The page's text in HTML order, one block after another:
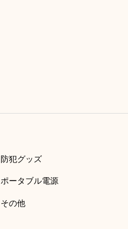
防犯グッズ
ポータブル電源
その他